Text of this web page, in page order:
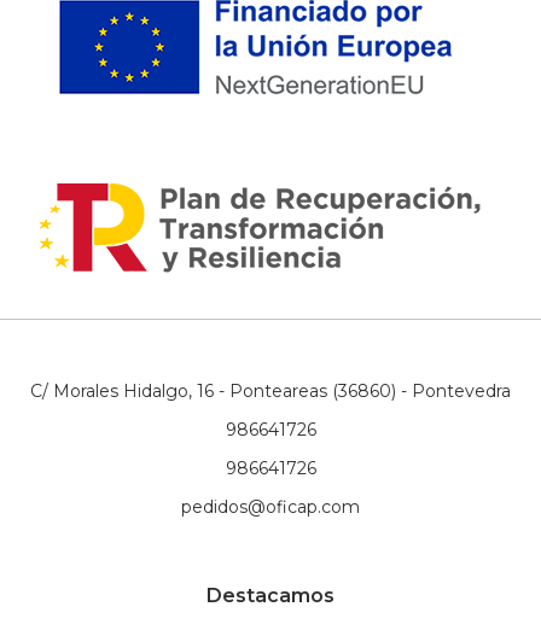
C/ Morales Hidalgo, 16 - Ponteareas (36860) - Pontevedra
986641726
986641726
pedidos@oficap.com
Destacamos